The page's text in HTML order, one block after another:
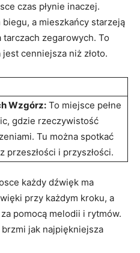
czas​ płynie inaczej.
a mieszkańcy starzeją
zegarowych. To
cenniejsza niż złoto.
Wzgórz: To miejsce pełne
gdzie rzeczywistość
Tu można spotkać
przeszłości i przyszłości.
każdy dźwięk ma
przy⁢ każdym⁢ kroku, ‍a
pomocą melodii i rytmów.
jak najpiękniejsza